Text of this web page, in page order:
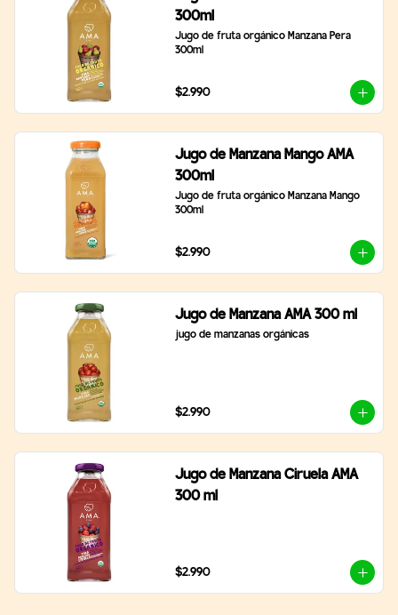
300ml
Jugo de fruta orgánico Manzana Pera
300ml
$2.990
Jugo de Manzana Mango AMA
300ml
Jugo de fruta orgánico Manzana Mango
300ml
$2.990
Jugo de Manzana AMA 300 ml
jugo de manzanas orgánicas
$2.990
Jugo de Manzana Ciruela AMA
300 ml
$2.990